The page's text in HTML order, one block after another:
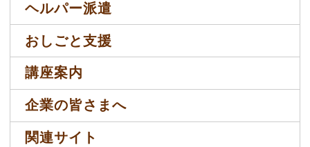
ヘルパー派遣
おしごと支援
講座案内
企業の皆さまへ
関連サイト